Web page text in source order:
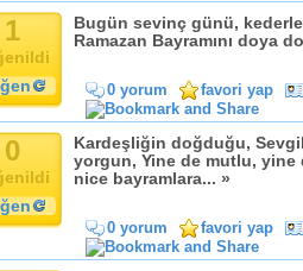
1
Bugün sevinç günü,
Ramazan Bayramını doya
0 yorum favori yap
0
Kardeşliğin doğduğu,
yorgun, Yine de mutlu,
nice bayramlara... »
0 yorum favori yap